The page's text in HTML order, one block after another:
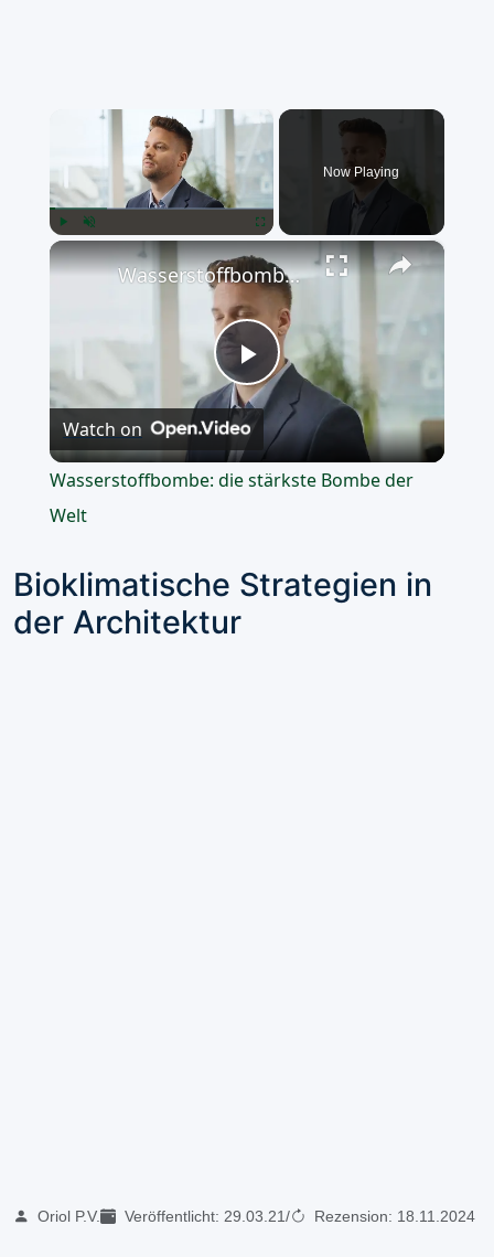
×
Now Playing
×
Play
Video
Wasserstoffbombe: die stärkste Bombe der Welt
Watch on
Wasserstoffbombe: die stärkste Bombe der
Welt
Bioklimatische Strategien in
der Architektur
Oriol P.V. Veröffentlicht: 29.03.21/ Rezension: 18.11.2024